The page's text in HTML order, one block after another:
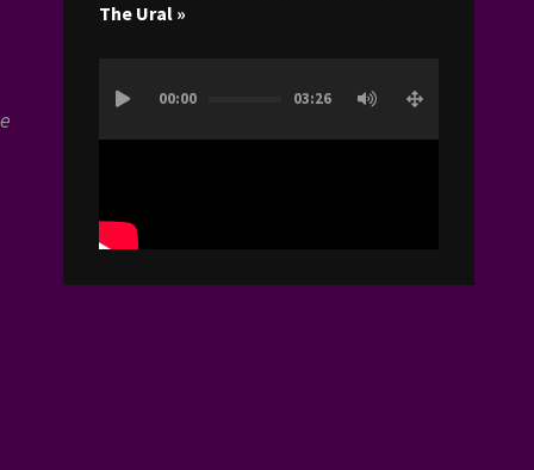
The Ural »
vidéo
00:00 03:26